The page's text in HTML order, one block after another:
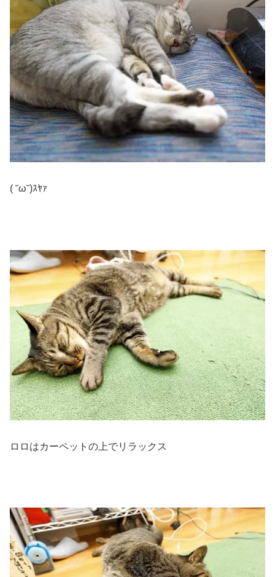
( ˘ω˘)ｽﾔｧ
ロロはカーペットの上でリラックス